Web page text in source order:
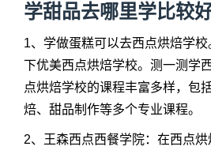
学甜品去哪里学比较
1、学做蛋糕可以去西点烘焙学
下优美西点烘焙学校。测一测学
点烘焙学校的课程丰富多样，包
焙、甜品制作等多个专业课程。
2、王森西点西餐学院：在西点